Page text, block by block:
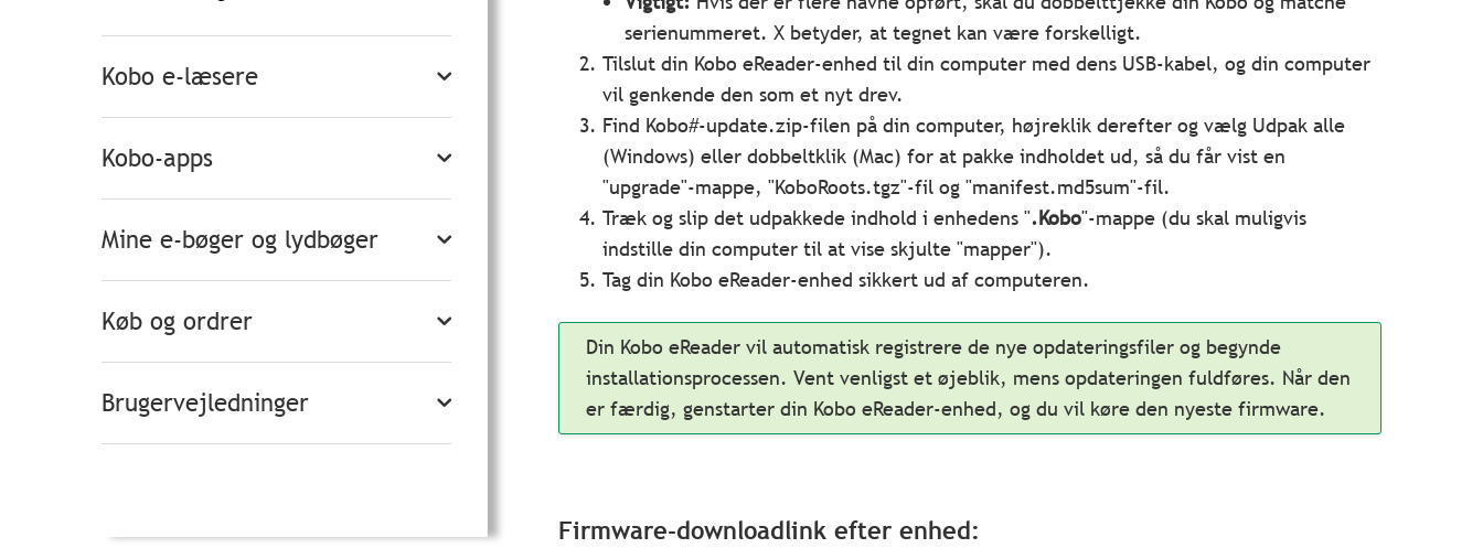
Kobo e-læsere
Kobo-apps
Mine e-bøger og lydbøger
Køb og ordrer
Brugervejledninger
serienummeret. X betyder, at tegnet kan være forskelligt.
Tilslut din Kobo eReader-enhed til din computer med dens USB-kabel, og din computer
vil genkende den som et nyt drev.
Find Kobo#-update.zip-filen på din computer, højreklik derefter og vælg Udpak alle
(Windows) eller dobbeltklik (Mac) for at pakke indholdet ud, så du får vist en
"upgrade"-mappe, "KoboRoots.tgz"-fil og "manifest.md5sum"-fil.
Træk og slip det udpakkede indhold i enhedens ".Kobo"-mappe (du skal muligvis
indstille din computer til at vise skjulte "mapper").
Tag din Kobo eReader-enhed sikkert ud af computeren.
Din Kobo eReader vil automatisk registrere de nye opdateringsfiler og begynde
installationsprocessen. Vent venligst et øjeblik, mens opdateringen fuldføres. Når den
er færdig, genstarter din Kobo eReader-enhed, og du vil køre den nyeste firmware.
Firmware-downloadlink efter enhed: